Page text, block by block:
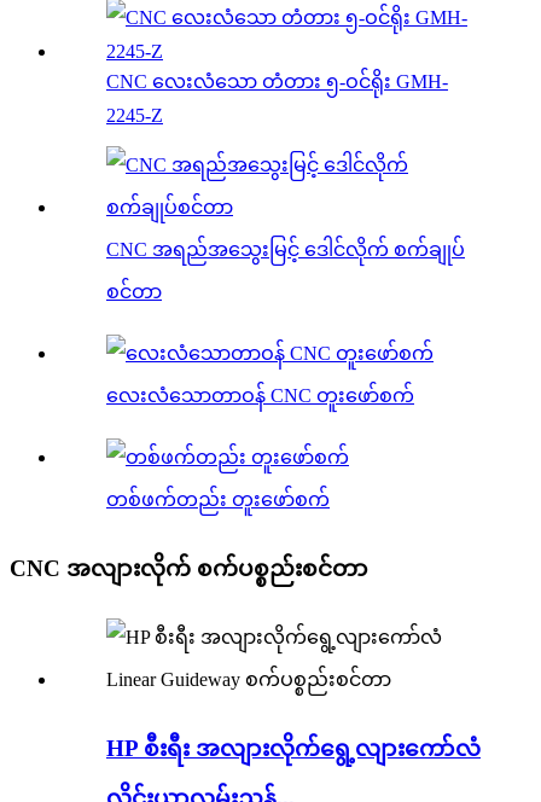
CNC လေးလံသော တံတား ၅-ဝင်ရိုး GMH-
2245-Z
CNC အရည်အသွေးမြင့် ဒေါင်လိုက် စက်ချုပ်
စင်တာ
လေးလံသောတာဝန် CNC တူးဖော်စက်
တစ်ဖက်တည်း တူးဖော်စက်
CNC အလျားလိုက် စက်ပစ္စည်းစင်တာ
HP စီးရီး အလျားလိုက်ရွေ့လျားကော်လံ